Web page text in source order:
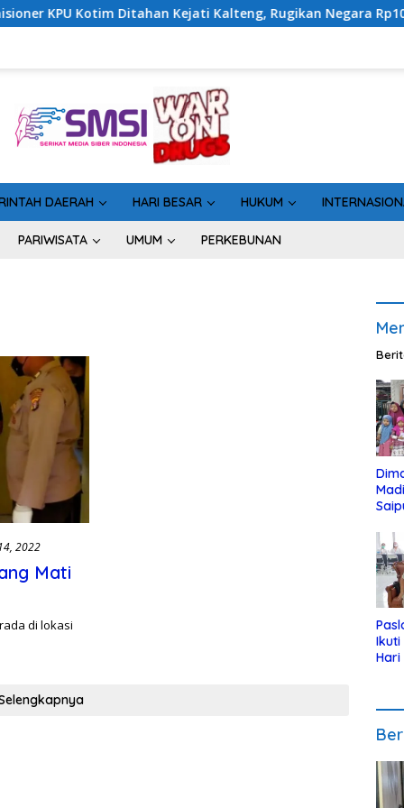
Ditahan Kejati Kalteng, Rugikan Negara Rp10 Miliar dari
DAERAH HARI BESAR HUKUM
PARIWISATA UMUM PERKEBUNAN
2022
Mati
di lokasi
Ikuti
Hari